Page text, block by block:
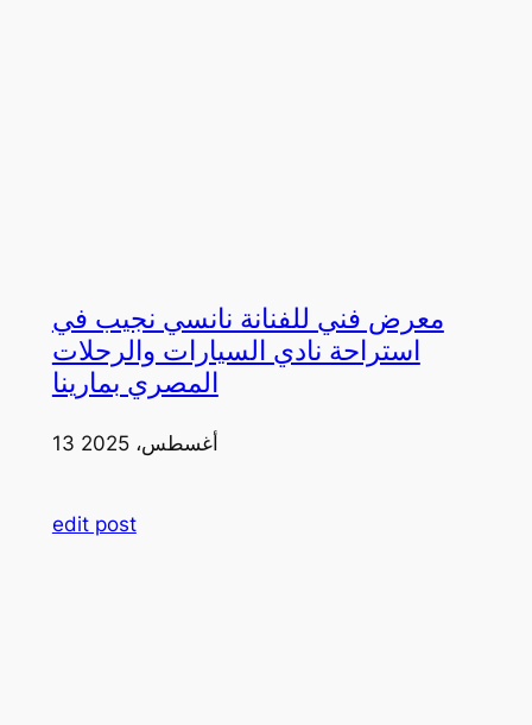
معرض فني للفنانة نانسي نجيب في
استراحة نادي السيارات والرحلات
المصري بمارينا
13 أغسطس، 2025
edit post